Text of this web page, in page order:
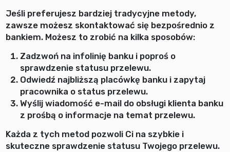
Jeśli preferujesz bardziej tradycyjne metody,
zawsze możesz skontaktować się bezpośrednio z
bankiem. Możesz to zrobić na kilka sposobów:
Zadzwoń na infolinię banku i poproś o
sprawdzenie statusu przelewu.
Odwiedź najbliższą placówkę banku i zapytaj
pracownika o status przelewu.
Wyślij wiadomość e-mail do obsługi klienta banku
z prośbą o informacje na temat przelewu.
Każda z tych metod pozwoli Ci na szybkie i
skuteczne sprawdzenie statusu Twojego przelewu.